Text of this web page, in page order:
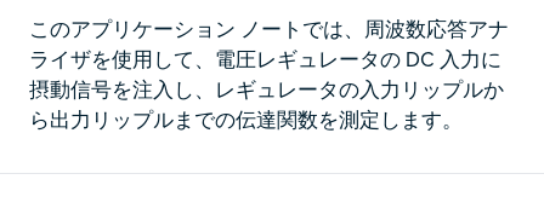
このアプリケーション ノートでは、周波数応答アナ
ライザを使用して、電圧レギュレータの DC 入力に
摂動信号を注入し、レギュレータの入力リップルか
ら出力リップルまでの伝達関数を測定します。